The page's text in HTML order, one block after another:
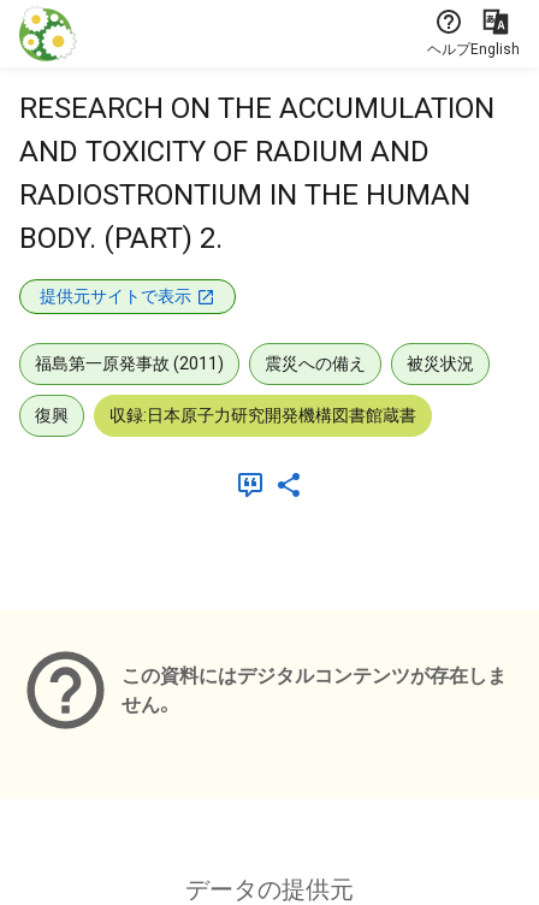
本文に飛ぶ
ヘルプEnglish
RESEARCH ON THE ACCUMULATION
AND TOXICITY OF RADIUM AND
RADIOSTRONTIUM IN THE HUMAN
BODY. (PART) 2.
提供元サイトで表示
福島第一原発事故 (2011) 震災への備え 被災状況
復興 収録:日本原子力研究開発機構図書館蔵書
この資料にはデジタルコンテンツが存在しま
せん。
データの提供元